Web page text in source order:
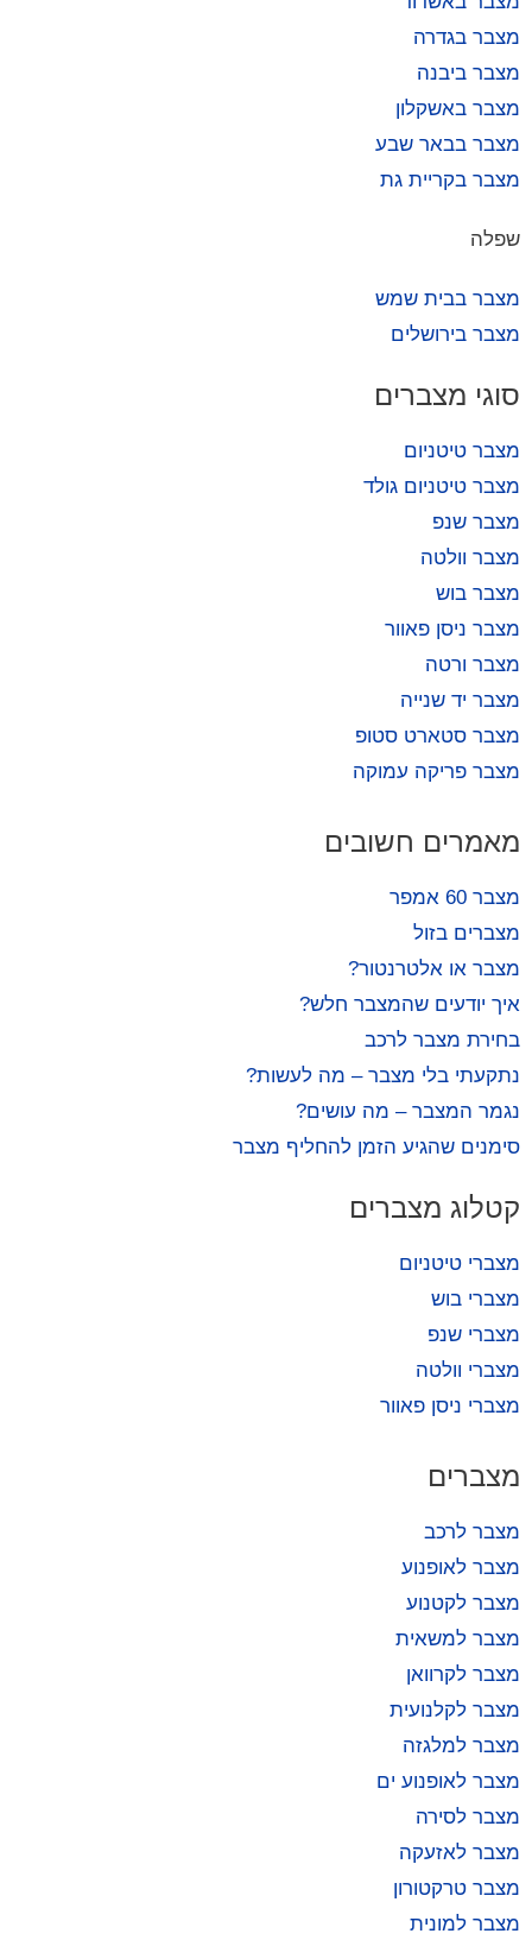
מצבר בגדרה
מצבר ביבנה
מצבר באשקלון
מצבר בבאר שבע
מצבר בקריית גת
שפלה
מצבר בבית שמש
מצבר בירושלים
סוגי מצברים
מצבר טיטניום
מצבר טיטניום גולד
מצבר שנפ
מצבר וולטה
מצבר בוש
מצבר ניסן פאוור
מצבר ורטה
מצבר יד שנייה
מצבר סטארט סטופ
מצבר פריקה עמוקה
מאמרים חשובים
מצבר 60 אמפר
מצברים בזול
מצבר או אלטרנטור?
איך יודעים שהמצבר חלש?
בחירת מצבר לרכב
נתקעתי בלי מצבר – מה לעשות?
נגמר המצבר – מה עושים?
סימנים שהגיע הזמן להחליף מצבר
קטלוג מצברים
מצברי טיטניום
מצברי בוש
מצברי שנפ
מצברי וולטה
מצברי ניסן פאוור
מצברים
מצבר לרכב
מצבר לאופנוע
מצבר לקטנוע
מצבר למשאית
מצבר לקרוואן
מצבר לקלנועית
מצבר למלגזה
מצבר לאופנוע ים
מצבר לסירה
מצבר לאזעקה
מצבר טרקטורון
מצבר למונית